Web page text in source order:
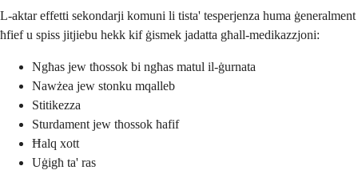
L-aktar effetti sekondarji komuni li tista' tesperjenza huma ġeneralment
ħfief u spiss jitjiebu hekk kif ġismek jadatta għall-medikazzjoni:
Ngħas jew tħossok bi ngħas matul il-ġurnata
Nawżea jew stonku mqalleb
Stitikezza
Sturdament jew tħossok ħafif
Ħalq xott
Uġigħ ta' ras